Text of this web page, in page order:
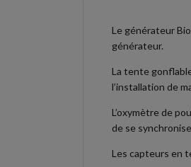
Le générateur
générateur.
La tente
l’installation de
L’oxymètre de
de se
Les capteurs en